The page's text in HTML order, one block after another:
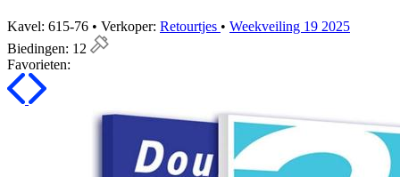
Kavel: 615-76 • Verkoper: Retourtjes • Weekveiling 19 2025
Biedingen: 12
Favorieten: